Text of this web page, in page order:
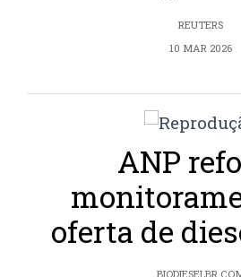
REUTERS
10 MAR 2026
ANP
oferta de